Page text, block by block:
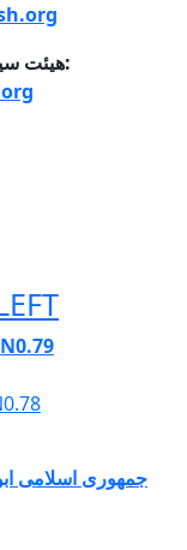
هیئت سیاسی - اجرائی حزب چپ ایران:
جمهوری اسلامی